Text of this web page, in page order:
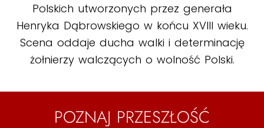
Polskich utworzonych przez generała
Henryka Dąbrowskiego w końcu XVIII wieku.
Scena oddaje ducha walki i determinację
żołnierzy walczących o wolność Polski.
POZNAJ PRZESZŁOŚĆ